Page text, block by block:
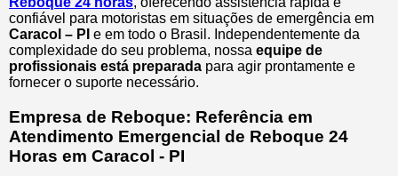
confiável para motoristas em situações de emergência em
Caracol – PI e em todo o Brasil. Independentemente da
complexidade do seu problema, nossa equipe de
profissionais está preparada para agir prontamente e
fornecer o suporte necessário.
Empresa de Reboque: Referência em
Atendimento Emergencial de Reboque 24
Horas em Caracol - PI